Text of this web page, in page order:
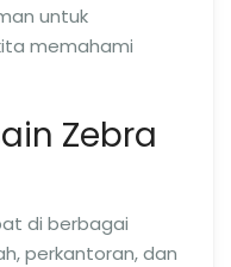
untuk
memahami
Zebra
di berbagai
perkantoran, dan